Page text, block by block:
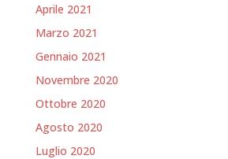
Aprile 2021
Marzo 2021
Gennaio 2021
Novembre 2020
Ottobre 2020
Agosto 2020
Luglio 2020